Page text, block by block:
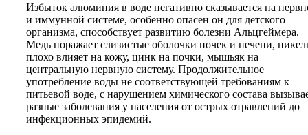
Избыток алюминия в воде негативно сказывается на
и иммунной системе, особенно опасен он для детского
организма, способствует развитию болезни Альцгеймера.
Медь поражает слизистые оболочки почек и печени,
плохо влияет на кожу, цинк на почки, мышьяк на
центральную нервную систему. Продолжительное
употребление воды не соответствующей требованиям к
питьевой воде, с нарушением химического состава
разные заболевания у населения от острых отравлений до
инфекционных эпидемий.